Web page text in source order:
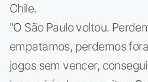
Chile.
"O São Paulo voltou.
empatamos, perdemos
jogos sem vencer,